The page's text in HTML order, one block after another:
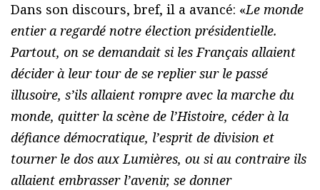
Dans son discours, bref, il a avancé: «Le monde
entier a regardé notre élection présidentielle.
Partout, on se demandait si les Français allaient
décider à leur tour de se replier sur le passé
illusoire, s’ils allaient rompre avec la marche du
monde, quitter la scène de l’Histoire, céder à la
défiance démocratique, l’esprit de division et
tourner le dos aux Lumières, ou si au contraire ils
allaient embrasser l’avenir, se donner